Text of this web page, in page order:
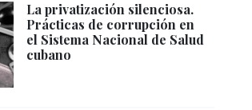
La privatización silenciosa.
Prácticas de corrupción en
el Sistema Nacional de Salud
cubano